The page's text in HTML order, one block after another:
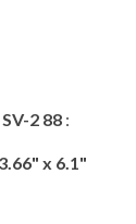
SV-2 88 :
x 6.1"